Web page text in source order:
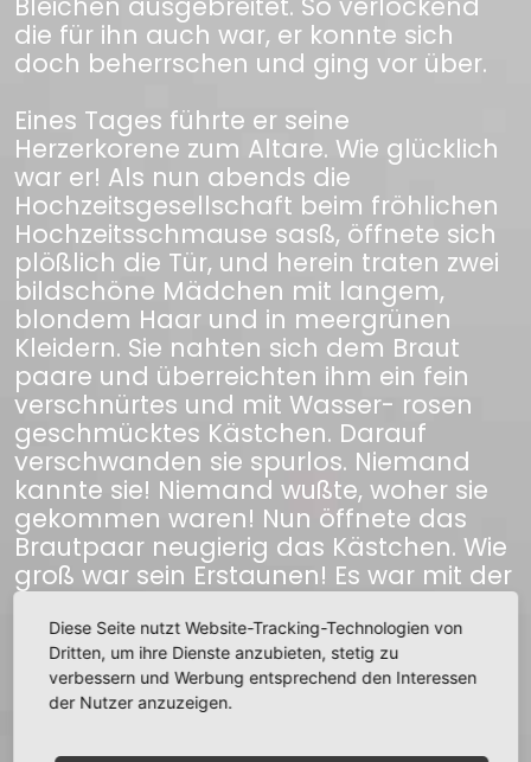
die für ihn auch war, er konnte sich
doch beherrschen und ging vor über.
Eines Tages führte er seine
Herzerkorene zum Altare. Wie glücklich
war er! Als nun abends die
Hochzeitsgesellschaft beim fröhlichen
Hochzeitsschmause sasß, öffnete sich
plößlich die Tür, und herein traten zwei
bildschöne Mädchen mit langem,
blondem Haar und in meergrünen
Kleidern. Sie nahten sich dem Braut
paare und überreichten ihm ein fein
verschnürtes und mit Wasser- rosen
geschmücktes Kästchen. Darauf
verschwanden sie spurlos. Niemand
kannte sie! Niemand wußte, woher sie
gekommen waren! Nun öffnete das
Brautpaar neugierig das Kästchen. Wie
groß war sein Erstaunen! Es war mit der
feinsten schneeweißen Wäsche
angefüllt! Der Bräutigam erkannte sie
sogleich wieder.
Es war Wäsche, wie er sie am Ufer des
Diese Seite nutzt Website-Tracking-Technologien von
Dritten, um ihre Dienste anzubieten, stetig zu
verbessern und Werbung entsprechend den Interessen
der Nutzer anzuzeigen.